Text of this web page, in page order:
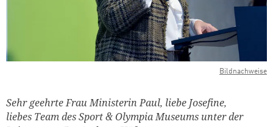
Bildnachweise
Sehr geehrte Frau Ministerin Paul, liebe Josefine,
liebes Team des Sport & Olympia Museums unter der